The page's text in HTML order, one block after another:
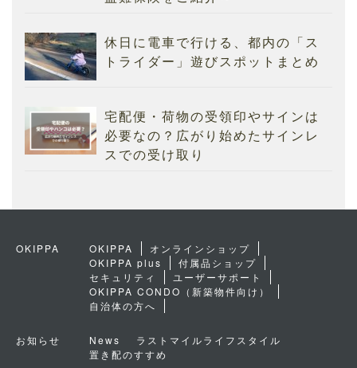
休日に電車で行ける、都内の「ス
トライダー」遊びスポットまとめ
宅配便・荷物の受領印やサインは
必要なの？広がり始めたサインレ
スでの受け取り
OKIPPA OKIPPA
オンラインショップ
OKIPPA plus
付属品ショップ
セキュリティ
ユーザーサポート
OKIPPA CONDO（新築物件向け）
自治体の方へ
お知らせ News
ラストマイルライフスタイル
置き配のすすめ